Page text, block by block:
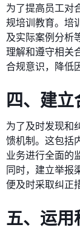
为了提高员工对
规培训教育。培
及实际案例分析
理解和遵守相关
合规意识，降低
四、建
为了及时发现和
馈机制。这包括
业务进行全面的
同时，建立举报
便及时采取纠正
五、运